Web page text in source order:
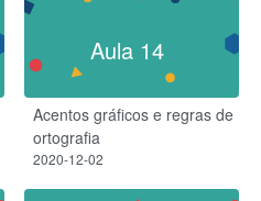
Aula 14
Acentos gráficos e regras de
ortografia
2020-12-02